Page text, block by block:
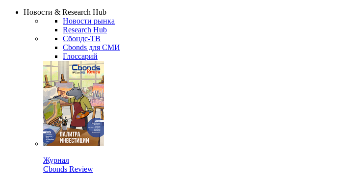
Новости & Research Hub
Новости рынка
Research Hub
Сбондс-ТВ
Cbonds для СМИ
Глоссарий
Журнал
Cbonds Review